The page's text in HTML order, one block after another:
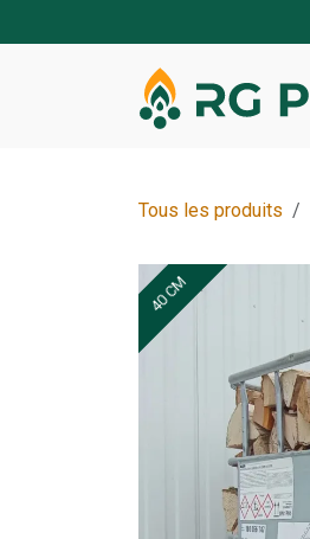
Tous les produits
40 CM
40 CM